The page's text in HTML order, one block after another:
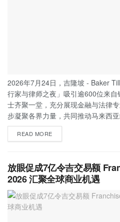
2026年7月24日，吉隆坡 - Baker
行家与律师之夜」吸引逾600位来
士齐聚一堂，充分展现金融与法律
步凝聚各界力量，共同推动马来西
READ MORE
放眼促成7亿令吉交易额
2026 汇聚全球商业机遇